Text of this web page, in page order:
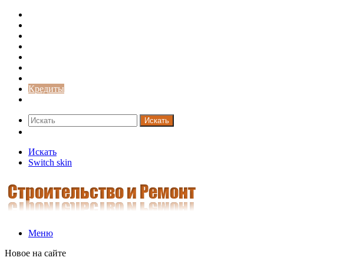
Кредиты
Искать
Искать
Switch skin
Меню
Новое на сайте